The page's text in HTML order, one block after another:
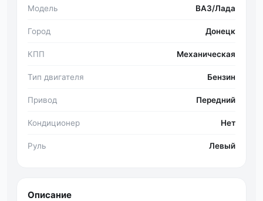
Модель ВАЗ/Лада
Город Донецк
КПП Механическая
Тип двигателя Бензин
Привод Передний
Кондиционер Нет
Руль Левый
Описание